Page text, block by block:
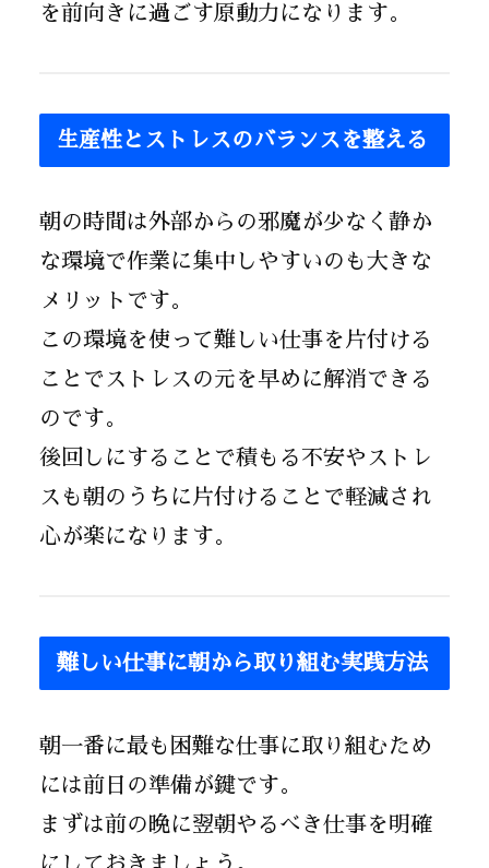
を前向きに過ごす原動力になります。
生産性とストレスのバランスを整える
朝の時間は外部からの邪魔が少なく静か
な環境で作業に集中しやすいのも大きな
メリットです。
この環境を使って難しい仕事を片付ける
ことでストレスの元を早めに解消できる
のです。
後回しにすることで積もる不安やストレ
スも朝のうちに片付けることで軽減され
心が楽になります。
難しい仕事に朝から取り組む実践方法
朝一番に最も困難な仕事に取り組むため
には前日の準備が鍵です。
まずは前の晩に翌朝やるべき仕事を明確
にしておきましょう。